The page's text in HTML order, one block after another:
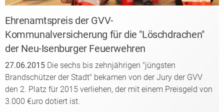
Ehrenamtspreis der GVV-
Kommunalversicherung für die "Löschdrachen"
der Neu-Isenburger Feuerwehren
27.06.2015 Die sechs bis zehnjährigen "jüngsten
Brandschützer der Stadt" bekamen von der Jury der GVV
den 2. Platz für 2015 verliehen, der mit einem Preisgeld von
3.000 €uro dotiert ist.